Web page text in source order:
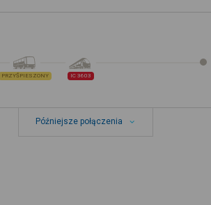
PRZYŚPIESZONY IC 3603
Późniejsze połączenia